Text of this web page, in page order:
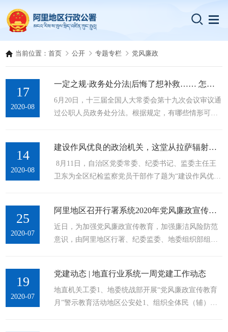
当前位置：首页 公开 专题专栏 党风廉政
17
2020-08
一定之规·政务处分法|后悔了想补救…… 怎么做才能从轻或减轻政务处分？
6月20日，十三届全国人大常委会第十九次会议审议通
过公职人员政务处分法。根据规定，有哪些情形可以
者减轻给予政务处分：（一）主动交代本人应当受到
政务处分的违法行为的；（二）配合调查，如实说明
本人违法事实的；（三）检举他人违纪违法行为，经
14
2020-08
建设作风优良的政治机关，这堂从拉萨辐射到全区的党课强调了这些事
​8月11日，自治区党委常委、纪委书记、监委主任王
卫东为全区纪检监察党员干部作了题为“建设作风优良
展壮大的每一步，是我们党从胜利走向胜利的重要法
宝。面对当前严峻复杂的形势任务，全区各级纪检监
察机关要把作风建设摆在更加突出的位置，与当前常
25
2020-07
阿里地区召开行署系统2020年党风廉政宣传教育月集中宣讲大会
近日，为加强党风廉政宣传教育，加强廉洁风险防范
意识，由阿里地区行署、纪委监委、地委组织部组织
课。会上黄代江校长对党规党纪方面进行了深刻剖
析，通过一个个案例，进一步加强阿里地区党员领导
干部的拒腐防变意识和能力，提高保持清正廉洁的自
19
2020-07
党建动态 | 地直行业系统一周党建工作动态
地直机关工委​1、地委统战部开展“党风廉政宣传教育
月”警示教育活动​​地区公安处​1、组织全体民（辅）警